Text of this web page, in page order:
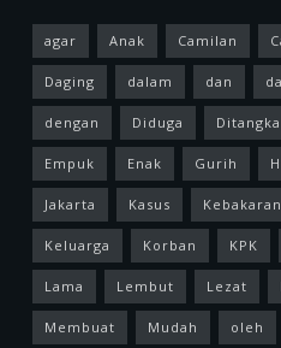
agar Anak Camilan
Daging dalam dan
dengan Diduga
Empuk Enak Gurih
Jakarta Kasus Kebakaran
Keluarga Korban KPK
Lama Lembut Lezat
Membuat Mudah oleh